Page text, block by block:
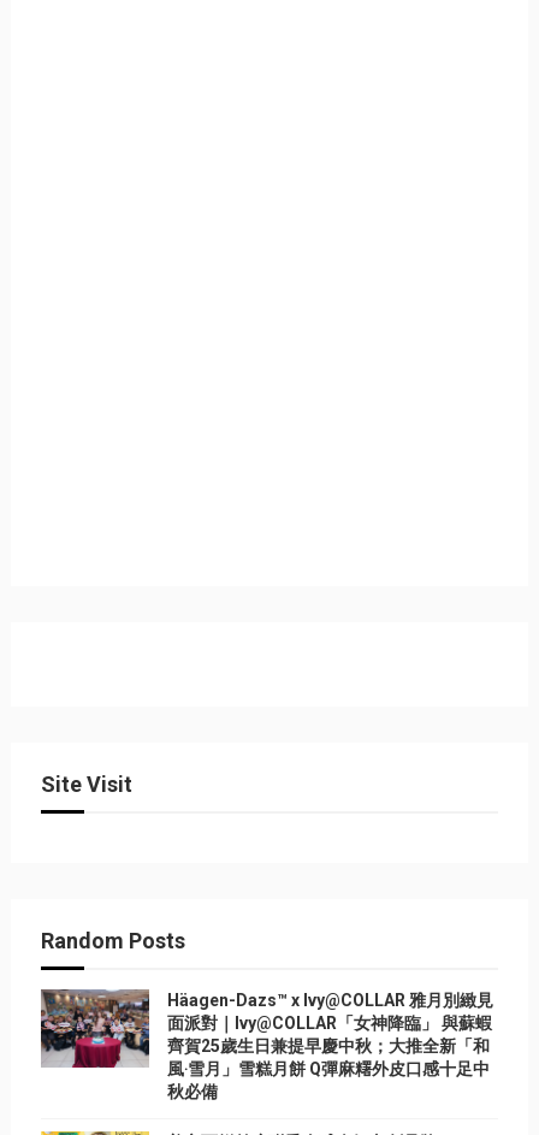
Site Visit
Random Posts
Häagen-Dazs™ x Ivy@COLLAR 雅月別緻見
面派對｜Ivy@COLLAR「女神降臨」 與蘇蝦
齊賀25歲生日兼提早慶中秋；大推全新「和
風‧雪月」雪糕月餅 Q彈麻糬外皮口感十足中
秋必備